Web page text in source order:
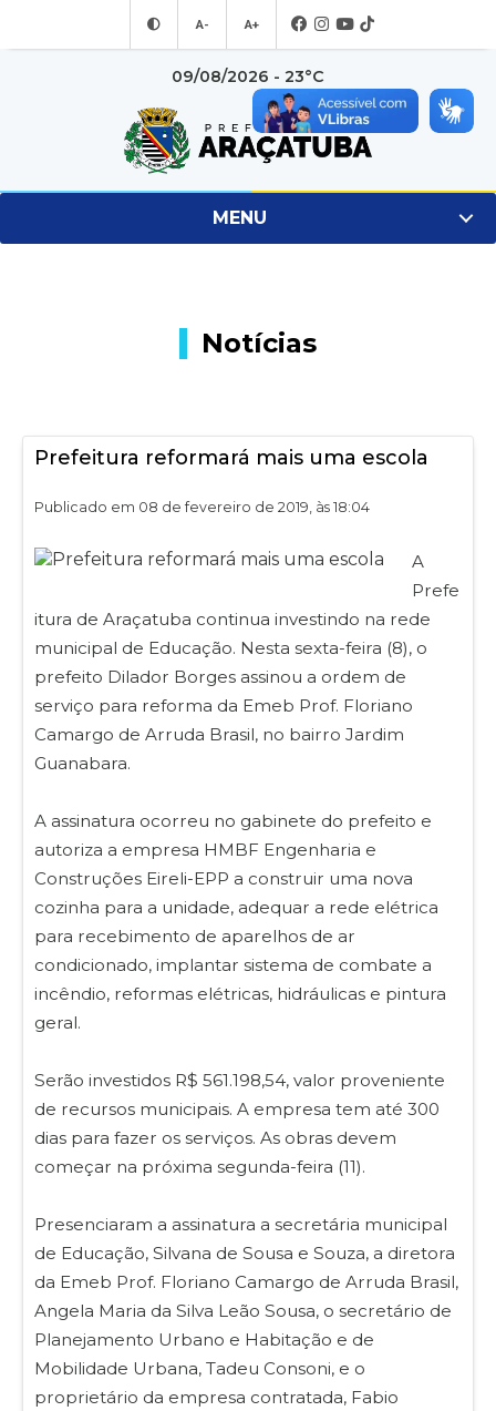
A- A+
09/08/2026 - 23°C
MENU
Notícias
Prefeitura reformará mais uma escola
Publicado em 08 de fevereiro de 2019, às 18:04
A
Prefe
itura de Araçatuba continua investindo na rede
municipal de Educação. Nesta sexta-feira (8), o
prefeito Dilador Borges assinou a ordem de
serviço para reforma da Emeb Prof. Floriano
Camargo de Arruda Brasil, no bairro Jardim
Guanabara.
A assinatura ocorreu no gabinete do prefeito e
autoriza a empresa HMBF Engenharia e
Construções Eireli-EPP a construir uma nova
cozinha para a unidade, adequar a rede elétrica
para recebimento de aparelhos de ar
condicionado, implantar sistema de combate a
incêndio, reformas elétricas, hidráulicas e pintura
geral.
Serão investidos R$ 561.198,54, valor proveniente
de recursos municipais. A empresa tem até 300
dias para fazer os serviços. As obras devem
começar na próxima segunda-feira (11).
Presenciaram a assinatura a secretária municipal
de Educação, Silvana de Sousa e Souza, a diretora
da Emeb Prof. Floriano Camargo de Arruda Brasil,
Angela Maria da Silva Leão Sousa, o secretário de
Planejamento Urbano e Habitação e de
Mobilidade Urbana, Tadeu Consoni, e o
proprietário da empresa contratada, Fabio